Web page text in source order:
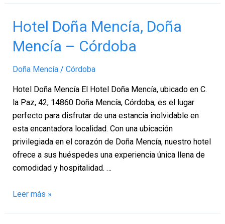
Hotel Doña Mencía, Doña
Mencía – Córdoba
Doña Mencía/ Córdoba
Hotel Doña Mencía El Hotel Doña Mencía, ubicado en C.
la Paz, 42, 14860 Doña Mencía, Córdoba, es el lugar
perfecto para disfrutar de una estancia inolvidable en
esta encantadora localidad. Con una ubicación
privilegiada en el corazón de Doña Mencía, nuestro hotel
ofrece a sus huéspedes una experiencia única llena de
comodidad y hospitalidad. …
Hotel
Mencía,
Mencía
–
Córdoba
Leer más »